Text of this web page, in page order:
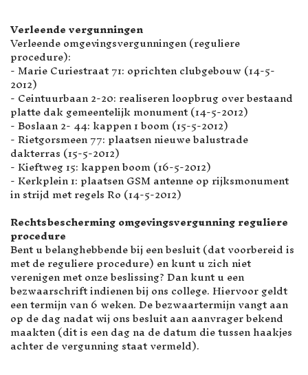
Verleende vergunningen
Verleende omgevingsvergunningen (reguliere
procedure):
- Marie Curiestraat 71: oprichten clubgebouw (14-5-
2012)
- Ceintuurbaan 2-20: realiseren loopbrug over bestaand
platte dak gemeentelijk monument (14-5-2012)
- Boslaan 2- 44: kappen 1 boom (15-5-2012)
- Rietgorsmeen 77: plaatsen nieuwe balustrade
dakterras (15-5-2012)
- Kieftweg 15: kappen boom (16-5-2012)
- Kerkplein 1: plaatsen GSM antenne op rijksmonument
in strijd met regels Ro (14-5-2012)
Rechtsbescherming omgevingsvergunning reguliere
procedure
Bent u belanghebbende bij een besluit (dat voorbereid is
met de reguliere procedure) en kunt u zich niet
verenigen met onze beslissing? Dan kunt u een
bezwaarschrift indienen bij ons college. Hiervoor geldt
een termijn van 6 weken. De bezwaartermijn vangt aan
op de dag nadat wij ons besluit aan aanvrager bekend
maakten (dit is een dag na de datum die tussen haakjes
achter de vergunning staat vermeld).